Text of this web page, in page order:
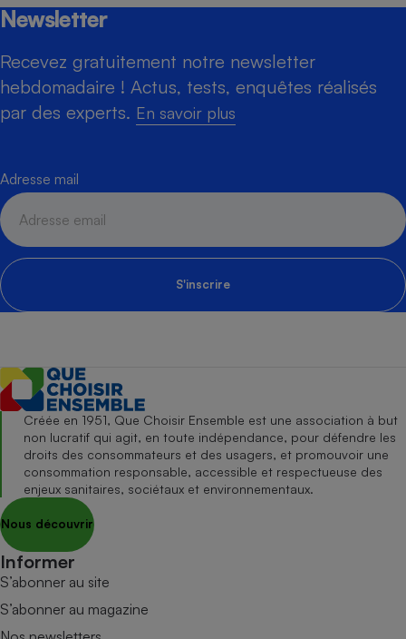
Newsletter
Recevez gratuitement notre newsletter
hebdomadaire ! Actus, tests, enquêtes réalisés
par des experts. En savoir plus
Adresse mail
S'inscrire
Créée en 1951, Que Choisir Ensemble est une association à but
non lucratif qui agit, en toute indépendance, pour défendre les
droits des consommateurs et des usagers, et promouvoir une
consommation responsable, accessible et respectueuse des
enjeux sanitaires, sociétaux et environnementaux.
Nous découvrir
Informer
S’abonner au site
S’abonner au magazine